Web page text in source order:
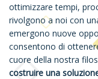
ottimizzare tempi,
rivolgono a noi con
emergono nuove
consentono di
cuore della nostra
costruire una